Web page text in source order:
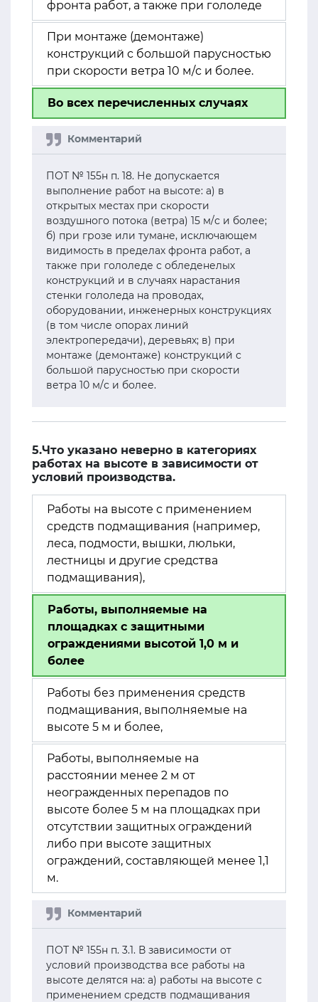
фронта работ, а также при гололеде
При монтаже (демонтаже)
конструкций с большой парусностью
при скорости ветра 10 м/с и более.
Во всех перечисленных случаях
ПОТ № 155н п. 18. Не допускается
выполнение работ на высоте: а) в
открытых местах при скорости
воздушного потока (ветра) 15 м/с и более;
б) при грозе или тумане, исключающем
видимость в пределах фронта работ, а
также при гололеде с обледенелых
конструкций и в случаях нарастания
стенки гололеда на проводах,
оборудовании, инженерных конструкциях
(в том числе опорах линий
электропередачи), деревьях; в) при
монтаже (демонтаже) конструкций с
большой парусностью при скорости
ветра 10 м/с и более.
5.Что указано неверно в категориях
работах на высоте в зависимости от
условий производства.
Работы на высоте с применением
средств подмащивания (например,
леса, подмости, вышки, люльки,
лестницы и другие средства
подмащивания),
Работы, выполняемые на
площадках с защитными
ограждениями высотой 1,0 м и
более
Работы без применения средств
подмащивания, выполняемые на
высоте 5 м и более,
Работы, выполняемые на
расстоянии менее 2 м от
неогражденных перепадов по
высоте более 5 м на площадках при
отсутствии защитных ограждений
либо при высоте защитных
ограждений, составляющей менее 1,1
м.
ПОТ № 155н п. 3.1. В зависимости от
условий производства все работы на
высоте делятся на: а) работы на высоте с
применением средств подмащивания